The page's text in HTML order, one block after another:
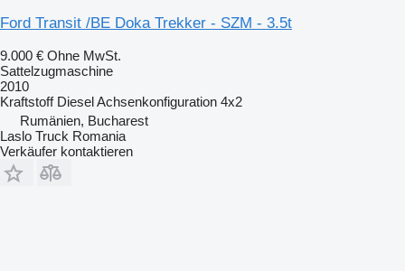
Ford Transit /BE Doka Trekker - SZM - 3.5t
9.000 € Ohne MwSt.
Sattelzugmaschine
2010
Kraftstoff DieselAchsenkonfiguration 4x2
Rumänien, Bucharest
Laslo Truck Romania
Verkäufer kontaktieren